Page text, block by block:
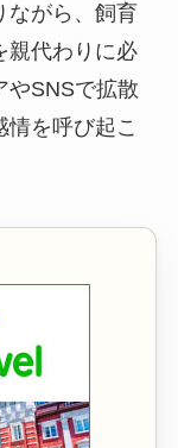
ながら、飼育
親代わりに必
やSNSで拡散
情を呼び起こ